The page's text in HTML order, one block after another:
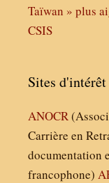
Taïwan » plus
CSIS
Sites d'intérêt
ANOCR
Carrière en
documentation
francophone)